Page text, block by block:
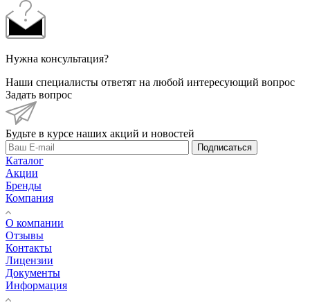
Нужна консультация?
Наши специалисты ответят на любой интересующий вопрос
Задать вопрос
Будьте в курсе наших акций и новостей
Подписаться
Каталог
Акции
Бренды
Компания
О компании
Отзывы
Контакты
Лицензии
Документы
Информация